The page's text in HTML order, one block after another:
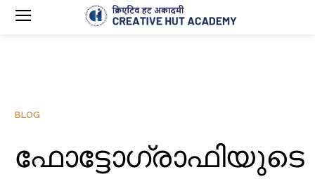
BLOG
ഫോട്ടോഗ്രാഫിയുടെ